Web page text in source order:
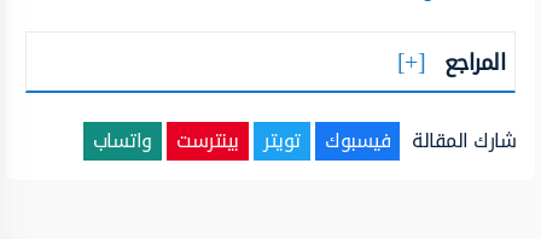
المراجع
شارك المقالة فيسبوك تويتر بينترست واتساب